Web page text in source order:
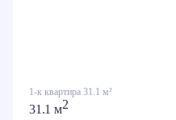
1-к квартира 31.1 м²
31.1 м2